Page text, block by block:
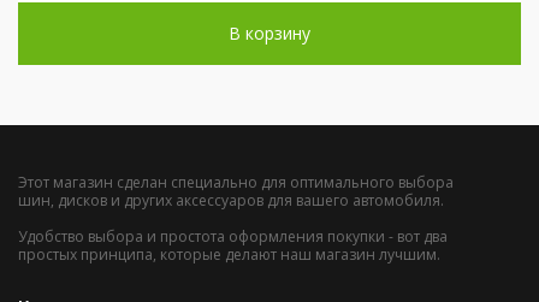
В корзину
Этот магазин сделан специально для оптимального выбора
шин, дисков и других аксессуаров для вашего автомобиля.
Удобство выбора и простота оформления покупки - вот два
простых принципа, которые делают наш магазин лучшим.